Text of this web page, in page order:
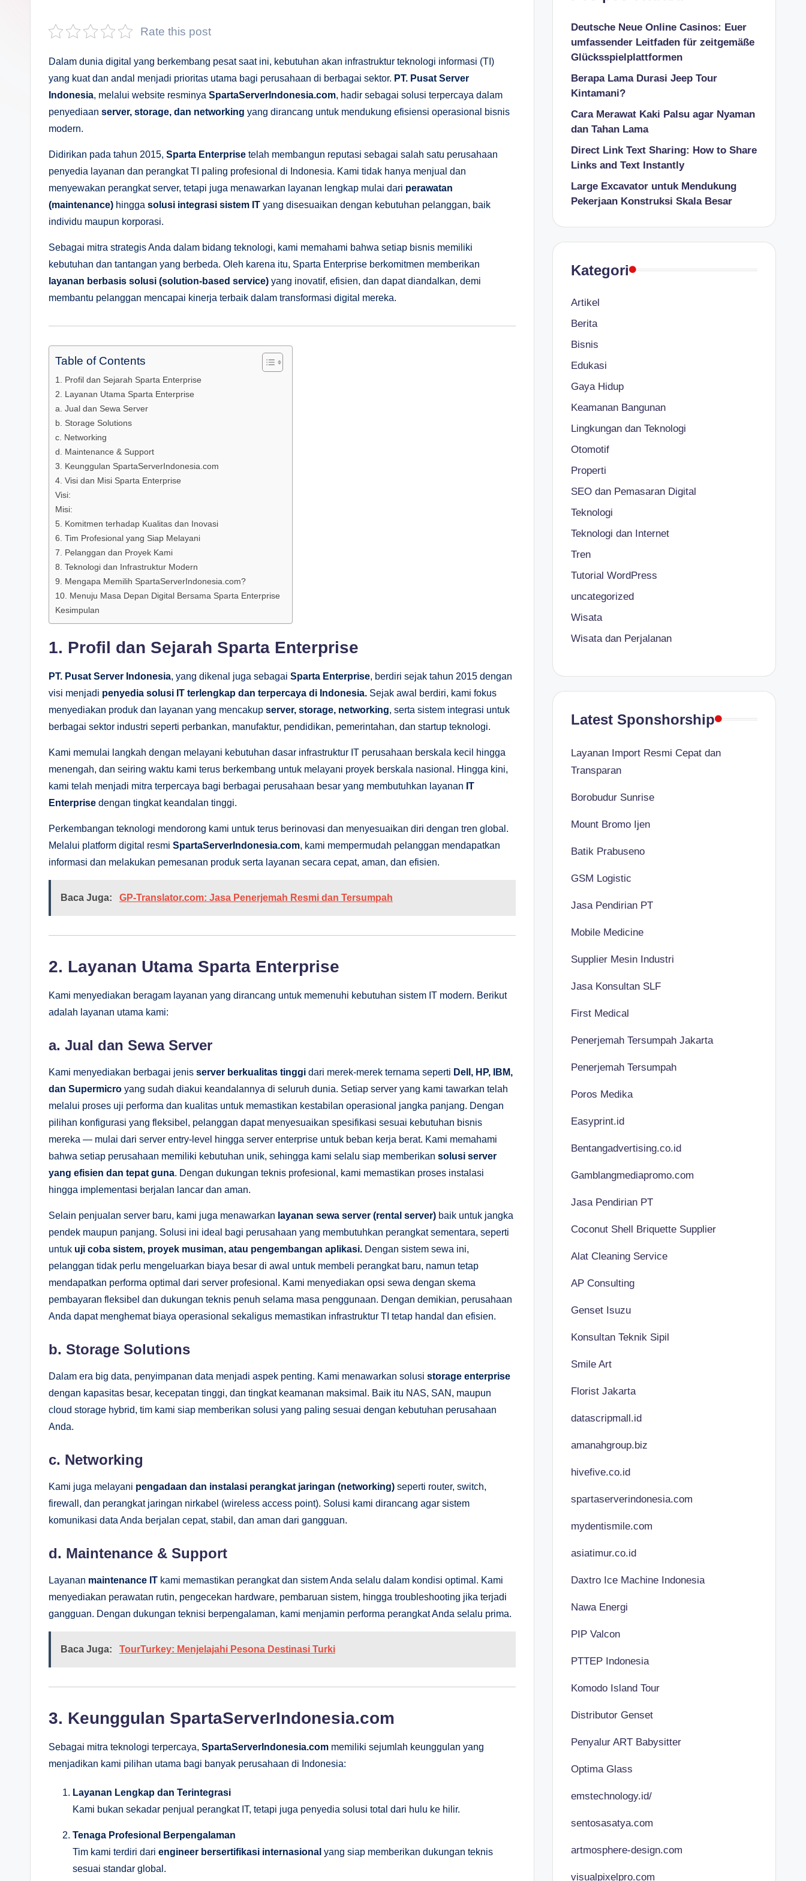
D
Rate this post
Dalam dunia digital yang berkembang pesat saat ini, kebutuhan akan infrastruktur teknologi informasi (TI)
yang kuat dan andal menjadi prioritas utama bagi perusahaan di berbagai sektor. PT. Pusat Server
Indonesia, melalui website resminya SpartaServerIndonesia.com, hadir sebagai solusi terpercaya dalam
penyediaan server, storage, dan networking yang dirancang untuk mendukung efisiensi operasional bisnis
modern.
Didirikan pada tahun 2015, Sparta Enterprise telah membangun reputasi sebagai salah satu perusahaan
penyedia layanan dan perangkat TI paling profesional di Indonesia. Kami tidak hanya menjual dan
menyewakan perangkat server, tetapi juga menawarkan layanan lengkap mulai dari perawatan
(maintenance) hingga solusi integrasi sistem IT yang disesuaikan dengan kebutuhan pelanggan, baik
individu maupun korporasi.
Sebagai mitra strategis Anda dalam bidang teknologi, kami memahami bahwa setiap bisnis memiliki
kebutuhan dan tantangan yang berbeda. Oleh karena itu, Sparta Enterprise berkomitmen memberikan
layanan berbasis solusi (solution-based service) yang inovatif, efisien, dan dapat diandalkan, demi
membantu pelanggan mencapai kinerja terbaik dalam transformasi digital mereka.
Table of Contents
1. Profil dan Sejarah Sparta Enterprise
2. Layanan Utama Sparta Enterprise
a. Jual dan Sewa Server
b. Storage Solutions
c. Networking
d. Maintenance & Support
3. Keunggulan SpartaServerIndonesia.com
4. Visi dan Misi Sparta Enterprise
Visi:
Misi:
5. Komitmen terhadap Kualitas dan Inovasi
6. Tim Profesional yang Siap Melayani
7. Pelanggan dan Proyek Kami
8. Teknologi dan Infrastruktur Modern
9. Mengapa Memilih SpartaServerIndonesia.com?
10. Menuju Masa Depan Digital Bersama Sparta Enterprise
Kesimpulan
1. Profil dan Sejarah Sparta Enterprise
PT. Pusat Server Indonesia, yang dikenal juga sebagai Sparta Enterprise, berdiri sejak tahun 2015 dengan
visi menjadi penyedia solusi IT terlengkap dan terpercaya di Indonesia. Sejak awal berdiri, kami fokus
menyediakan produk dan layanan yang mencakup server, storage, networking, serta sistem integrasi untuk
berbagai sektor industri seperti perbankan, manufaktur, pendidikan, pemerintahan, dan startup teknologi.
Kami memulai langkah dengan melayani kebutuhan dasar infrastruktur IT perusahaan berskala kecil hingga
menengah, dan seiring waktu kami terus berkembang untuk melayani proyek berskala nasional. Hingga kini,
kami telah menjadi mitra terpercaya bagi berbagai perusahaan besar yang membutuhkan layanan IT
Enterprise dengan tingkat keandalan tinggi.
Perkembangan teknologi mendorong kami untuk terus berinovasi dan menyesuaikan diri dengan tren global.
Melalui platform digital resmi SpartaServerIndonesia.com, kami mempermudah pelanggan mendapatkan
informasi dan melakukan pemesanan produk serta layanan secara cepat, aman, dan efisien.
Baca Juga: GP-Translator.com: Jasa Penerjemah Resmi dan Tersumpah
2. Layanan Utama Sparta Enterprise
Kami menyediakan beragam layanan yang dirancang untuk memenuhi kebutuhan sistem IT modern. Berikut
adalah layanan utama kami:
a. Jual dan Sewa Server
Kami menyediakan berbagai jenis server berkualitas tinggi dari merek-merek ternama seperti Dell, HP, IBM,
dan Supermicro yang sudah diakui keandalannya di seluruh dunia. Setiap server yang kami tawarkan telah
melalui proses uji performa dan kualitas untuk memastikan kestabilan operasional jangka panjang. Dengan
pilihan konfigurasi yang fleksibel, pelanggan dapat menyesuaikan spesifikasi sesuai kebutuhan bisnis
mereka — mulai dari server entry-level hingga server enterprise untuk beban kerja berat. Kami memahami
bahwa setiap perusahaan memiliki kebutuhan unik, sehingga kami selalu siap memberikan solusi server
yang efisien dan tepat guna. Dengan dukungan teknis profesional, kami memastikan proses instalasi
hingga implementasi berjalan lancar dan aman.
Selain penjualan server baru, kami juga menawarkan layanan sewa server (rental server) baik untuk jangka
pendek maupun panjang. Solusi ini ideal bagi perusahaan yang membutuhkan perangkat sementara, seperti
untuk uji coba sistem, proyek musiman, atau pengembangan aplikasi. Dengan sistem sewa ini,
pelanggan tidak perlu mengeluarkan biaya besar di awal untuk membeli perangkat baru, namun tetap
mendapatkan performa optimal dari server profesional. Kami menyediakan opsi sewa dengan skema
pembayaran fleksibel dan dukungan teknis penuh selama masa penggunaan. Dengan demikian, perusahaan
Anda dapat menghemat biaya operasional sekaligus memastikan infrastruktur TI tetap handal dan efisien.
b. Storage Solutions
Dalam era big data, penyimpanan data menjadi aspek penting. Kami menawarkan solusi storage enterprise
dengan kapasitas besar, kecepatan tinggi, dan tingkat keamanan maksimal. Baik itu NAS, SAN, maupun
cloud storage hybrid, tim kami siap memberikan solusi yang paling sesuai dengan kebutuhan perusahaan
Anda.
c. Networking
Kami juga melayani pengadaan dan instalasi perangkat jaringan (networking) seperti router, switch,
firewall, dan perangkat jaringan nirkabel (wireless access point). Solusi kami dirancang agar sistem
komunikasi data Anda berjalan cepat, stabil, dan aman dari gangguan.
d. Maintenance & Support
Layanan maintenance IT kami memastikan perangkat dan sistem Anda selalu dalam kondisi optimal. Kami
menyediakan perawatan rutin, pengecekan hardware, pembaruan sistem, hingga troubleshooting jika terjadi
gangguan. Dengan dukungan teknisi berpengalaman, kami menjamin performa perangkat Anda selalu prima.
Baca Juga: TourTurkey: Menjelajahi Pesona Destinasi Turki
3. Keunggulan SpartaServerIndonesia.com
Sebagai mitra teknologi terpercaya, SpartaServerIndonesia.com memiliki sejumlah keunggulan yang
menjadikan kami pilihan utama bagi banyak perusahaan di Indonesia:
Layanan Lengkap dan Terintegrasi
Kami bukan sekadar penjual perangkat IT, tetapi juga penyedia solusi total dari hulu ke hilir.
Tenaga Profesional Berpengalaman
Tim kami terdiri dari engineer bersertifikasi internasional yang siap memberikan dukungan teknis
sesuai standar global.
Deutsche Neue Online Casinos: Euer
umfassender Leitfaden für zeitgemäße
Glücksspielplattformen
Berapa Lama Durasi Jeep Tour
Kintamani?
Cara Merawat Kaki Palsu agar Nyaman
dan Tahan Lama
Direct Link Text Sharing: How to Share
Links and Text Instantly
Large Excavator untuk Mendukung
Pekerjaan Konstruksi Skala Besar
Kategori
Artikel
Berita
Bisnis
Edukasi
Gaya Hidup
Keamanan Bangunan
Lingkungan dan Teknologi
Otomotif
Properti
SEO dan Pemasaran Digital
Teknologi
Teknologi dan Internet
Tren
Tutorial WordPress
uncategorized
Wisata
Wisata dan Perjalanan
Latest Sponshorship
Layanan Import Resmi Cepat dan
Transparan
Borobudur Sunrise
Mount Bromo Ijen
Batik Prabuseno
GSM Logistic
Jasa Pendirian PT
Mobile Medicine
Supplier Mesin Industri
Jasa Konsultan SLF
First Medical
Penerjemah Tersumpah Jakarta
Penerjemah Tersumpah
Poros Medika
Easyprint.id
Bentangadvertising.co.id
Gamblangmediapromo.com
Jasa Pendirian PT
Coconut Shell Briquette Supplier
Alat Cleaning Service
AP Consulting
Genset Isuzu
Konsultan Teknik Sipil
Smile Art
Florist Jakarta
datascripmall.id
amanahgroup.biz
hivefive.co.id
spartaserverindonesia.com
mydentismile.com
asiatimur.co.id
Daxtro Ice Machine Indonesia
Nawa Energi
PIP Valcon
PTTEP Indonesia
Komodo Island Tour
Distributor Genset
Penyalur ART Babysitter
Optima Glass
emstechnology.id/
sentosasatya.com
artmosphere-design.com
visualpixelpro.com